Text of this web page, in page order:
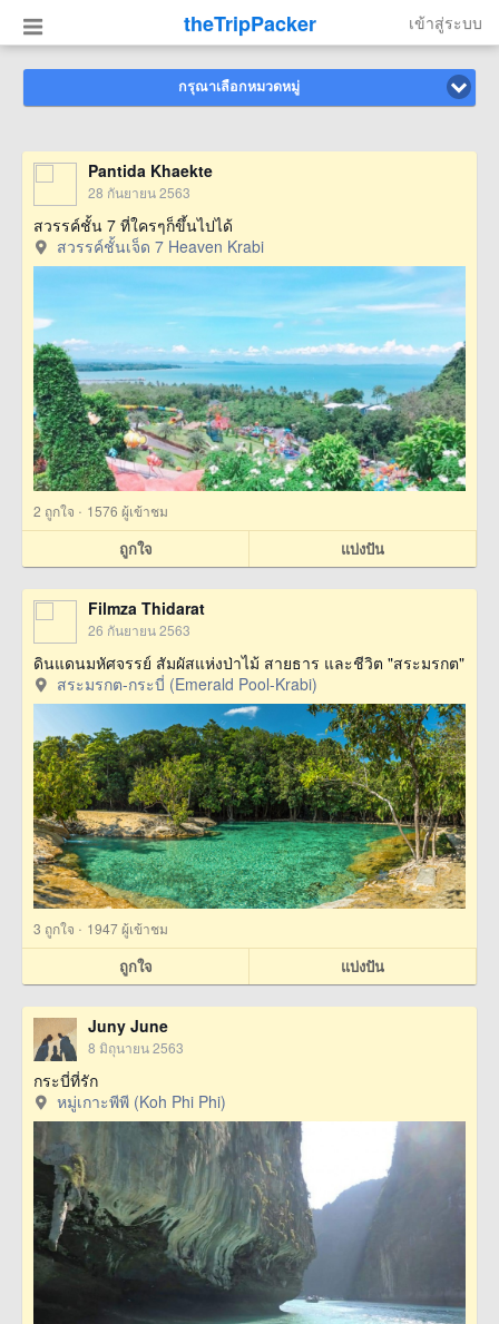
theTripPacker เข้าสู่ระบบ
กรุณาเลือกหมวดหมู่
Pantida Khaekte
28 กันยายน 2563
สวรรค์ชั้น 7 ที่ใครๆก็ขึ้นไปได้
สวรรค์ชั้นเจ็ด 7 Heaven Krabi
2 ถูกใจ · 1576 ผู้เข้าชม
ถูกใจ แบ่งปัน
Filmza Thidarat
26 กันยายน 2563
ดินแดนมหัศจรรย์ สัมผัสแห่งป่าไม้ สายธาร และชีวิต "สระมรกต"
สระมรกต-กระบี่ (Emerald Pool-Krabi)
3 ถูกใจ · 1947 ผู้เข้าชม
ถูกใจ แบ่งปัน
Juny June
8 มิถุนายน 2563
กระบี่ที่รัก
หมู่เกาะพีพี (Koh Phi Phi)